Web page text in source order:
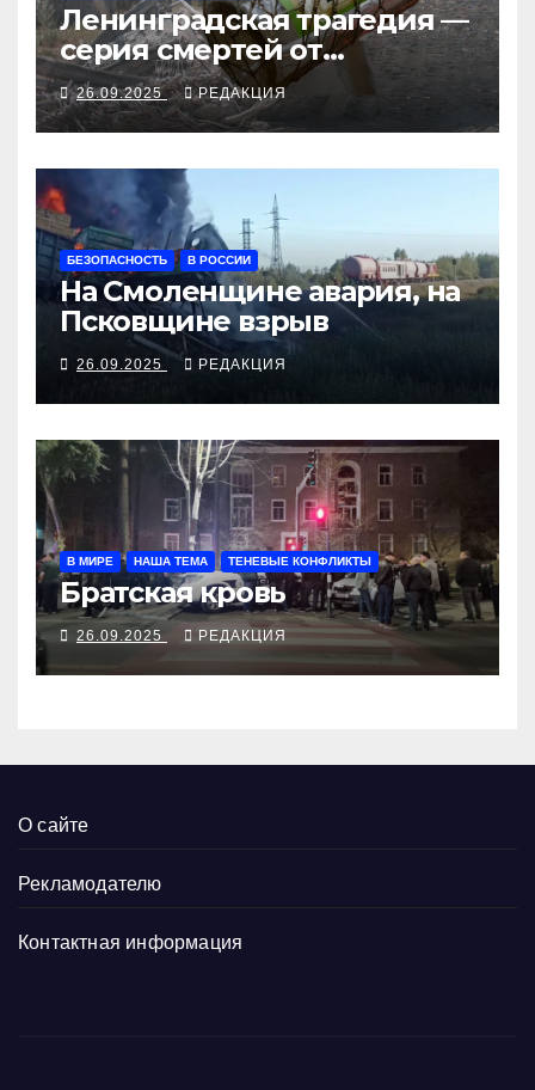
Ленинградская трагедия —
серия смертей от
алкосуррогата
26.09.2025 РЕДАКЦИЯ
БЕЗОПАСНОСТЬ В РОССИИ
На Смоленщине авария, на
Псковщине взрыв
26.09.2025 РЕДАКЦИЯ
В МИРЕ НАША ТЕМА ТЕНЕВЫЕ КОНФЛИКТЫ
Братская кровь
26.09.2025 РЕДАКЦИЯ
О сайте
Рекламодателю
Контактная информация